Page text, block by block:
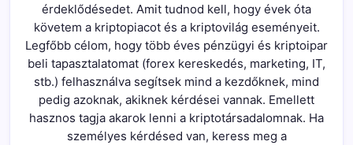
érdeklődésedet. Amit tudnod kell, hogy évek óta
követem a kriptopiacot és a kriptovilág eseményeit.
Legfőbb célom, hogy több éves pénzügyi és kriptoipar
beli tapasztalatomat (forex kereskedés, marketing, IT,
stb.) felhasználva segítsek mind a kezdőknek, mind
pedig azoknak, akiknek kérdései vannak. Emellett
hasznos tagja akarok lenni a kriptotársadalomnak. Ha
személyes kérdésed van, keress meg a